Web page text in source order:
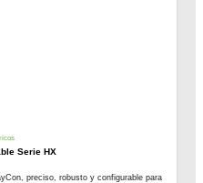
Serie HX
preciso, robusto y configurable para